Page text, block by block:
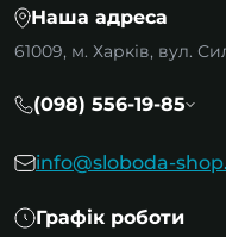
Наша адреса
61009, м. Харків, вул.
(098) 556-19-85
info@sloboda-
Графік роботи